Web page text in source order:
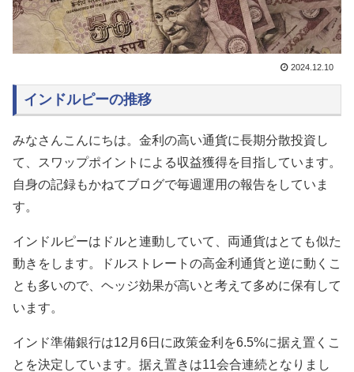
2024.12.10
インドルピーの推移
みなさんこんにちは。金利の高い通貨に長期分散投資し
て、スワップポイントによる収益獲得を目指しています。
自身の記録もかねてブログで毎週運用の報告をしていま
す。
インドルピーはドルと連動していて、両通貨はとても似た
動きをします。ドルストレートの高金利通貨と逆に動くこ
とも多いので、ヘッジ効果が高いと考えて多めに保有して
います。
インド準備銀行は12月6日に政策金利を6.5%に据え置くこ
とを決定しています。据え置きは11会合連続となりまし